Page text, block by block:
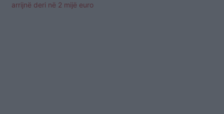
arrijnë deri në 2 mijë euro